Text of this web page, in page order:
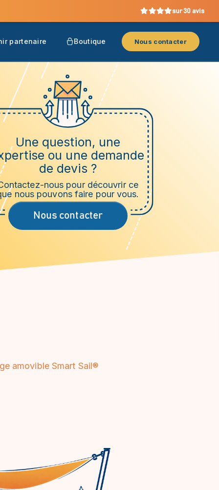
sur 30 avis
partenaire Boutique Nous contacter
Une question, une
ou une demande
de devis ?
nous pour découvrir ce
nous pouvons faire pour vous.
Nous contacter
amovible Smart Sail®